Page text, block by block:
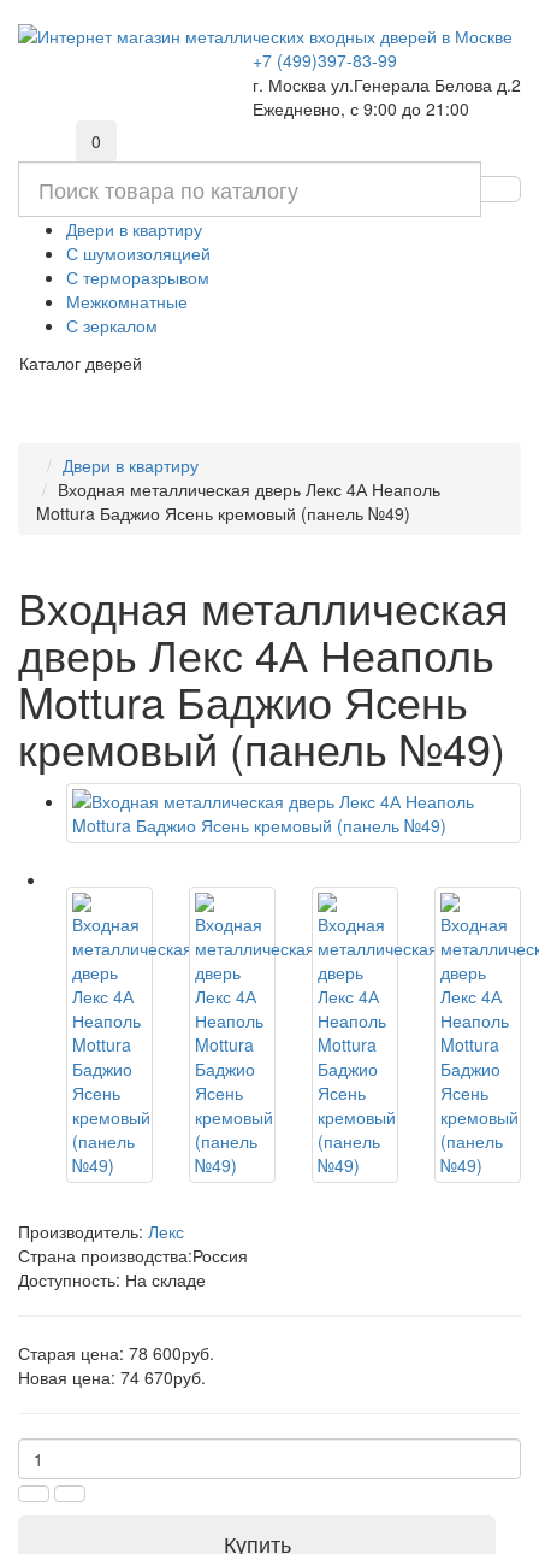
+7 (499)397-83-99
г. Москва ул.Генерала Белова д.2
Ежедневно, с 9:00 до 21:00
0
Двери в квартиру
С шумоизоляцией
С терморазрывом
Межкомнатные
С зеркалом
Каталог дверей
Двери в квартиру
Входная металлическая дверь Лекс 4А Неаполь
Mottura Баджио Ясень кремовый (панель №49)
Входная металлическая
дверь Лекс 4А Неаполь
Mottura Баджио Ясень
кремовый (панель №49)
Производитель: Лекс
Страна производства:Россия
Доступность: На складе
Старая цена: 78 600руб.
Новая цена: 74 670руб.
Купить